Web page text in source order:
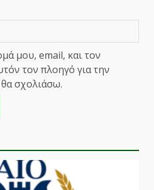
μου, email, και τον
τον πλοηγό για την
σχολιάσω.